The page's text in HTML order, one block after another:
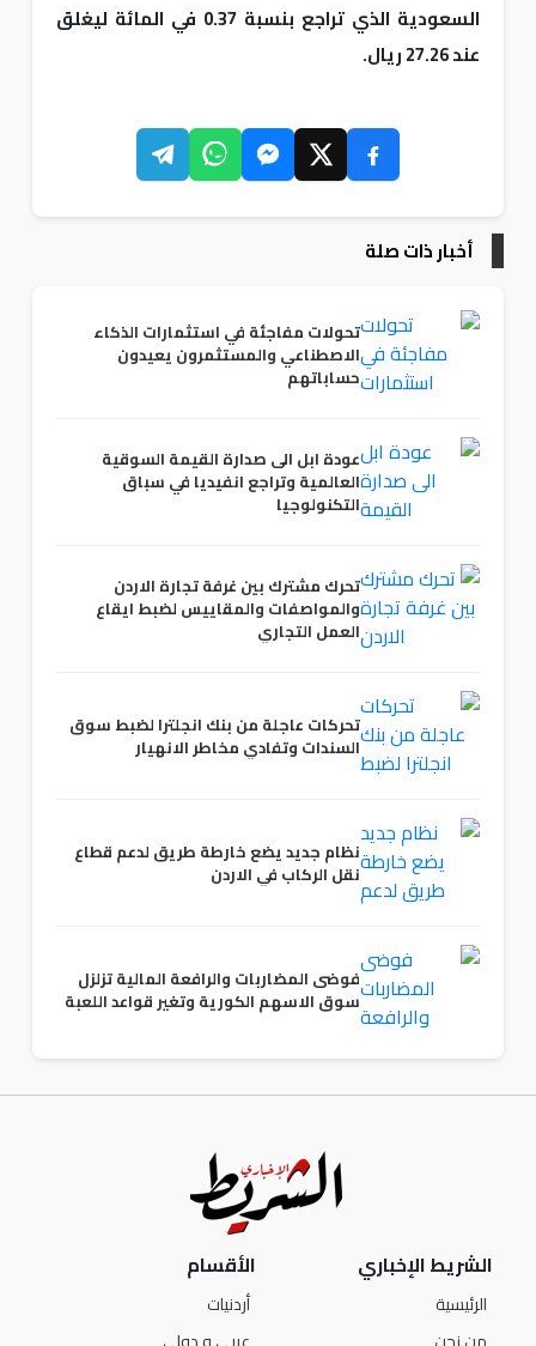
السعودية الذي تراجع بنسبة 0.37 في المائة ليغلق
عند 27.26 ريال.
أخبار ذات صلة
تحولات مفاجئة في استثمارات الذكاء
الاصطناعي والمستثمرون يعيدون
حساباتهم
عودة ابل الى صدارة القيمة السوقية
العالمية وتراجع انفيديا في سباق
التكنولوجيا
تحرك مشترك بين غرفة تجارة الاردن
والمواصفات والمقاييس لضبط ايقاع
العمل التجاري
تحركات عاجلة من بنك انجلترا لضبط سوق
السندات وتفادي مخاطر الانهيار
نظام جديد يضع خارطة طريق لدعم قطاع
نقل الركاب في الاردن
فوضى المضاربات والرافعة المالية تزلزل
سوق الاسهم الكورية وتغير قواعد اللعبة
الشريط الإخباري
الرئيسية
الأقسام
أردنيات